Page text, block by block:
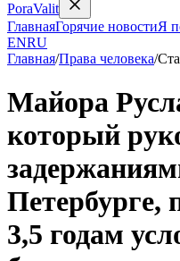
PoraValit
ГлавнаяГорячие новостиЯ
ENRU
Главная/Права человека/
Майора
который
Петербурге,
3,5 годам